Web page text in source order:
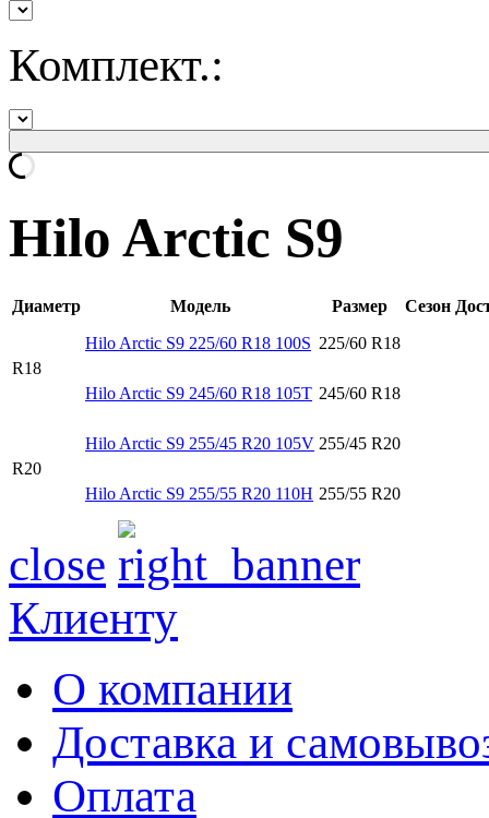
Комплект.:
Hilo Arctic S9
Диаметр Модель Размер Сезон
R18
Hilo Arctic S9 225/60 R18 100S 225/60 R18
Hilo Arctic S9 245/60 R18 105T 245/60 R18
R20
Hilo Arctic S9 255/45 R20 105V 255/45 R20
Hilo Arctic S9 255/55 R20 110H 255/55 R20
close
Клиенту
О компании
Доставка и
Оплата